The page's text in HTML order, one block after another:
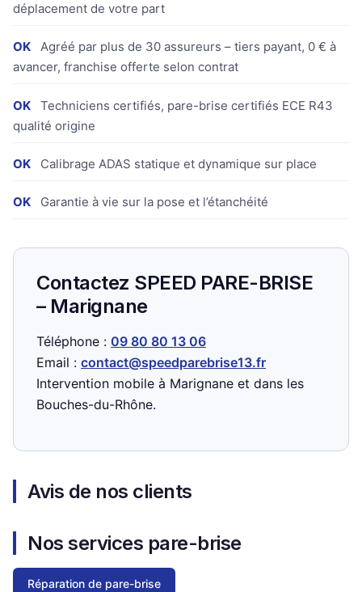
déplacement de votre part
OK
Agréé par plus de 30 assureurs – tiers payant, 0 € à
avancer, franchise offerte selon contrat
OK
Techniciens certifiés, pare-brise certifiés ECE R43
qualité origine
OK Calibrage ADAS statique et dynamique sur place
OK Garantie à vie sur la pose et l’étanchéité
Contactez SPEED PARE-BRISE
– Marignane
Téléphone : 09 80 80 13 06
Email : contact@speedparebrise13.fr
Intervention mobile à Marignane et dans les
Bouches-du-Rhône.
Avis de nos clients
Nos services pare-brise
Réparation de pare-brise